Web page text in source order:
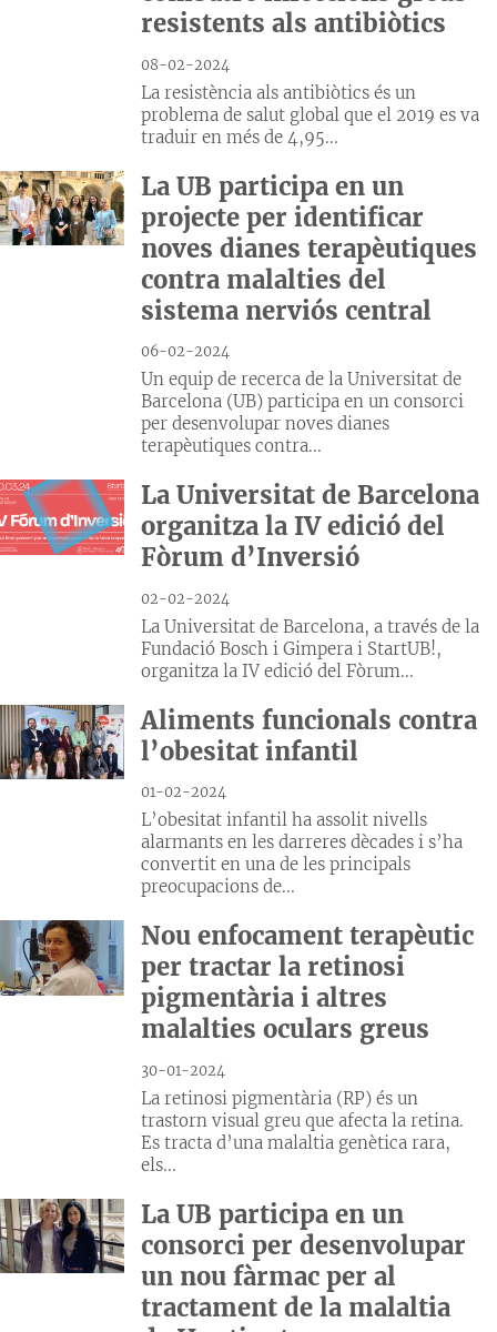
resistents als antibiòtics
08-02-2024
La resistència als antibiòtics és un
problema de salut global que el 2019 es va
traduir en més de 4,95...
La UB participa en un
projecte per identificar
noves dianes terapèutiques
contra malalties del
sistema nerviós central
06-02-2024
Un equip de recerca de la Universitat de
Barcelona (UB) participa en un consorci
per desenvolupar noves dianes
terapèutiques contra...
La Universitat de Barcelona
organitza la IV edició del
Fòrum d’Inversió
02-02-2024
La Universitat de Barcelona, a través de la
Fundació Bosch i Gimpera i StartUB!,
organitza la IV edició del Fòrum...
Aliments funcionals contra
l’obesitat infantil
01-02-2024
L’obesitat infantil ha assolit nivells
alarmants en les darreres dècades i s’ha
convertit en una de les principals
preocupacions de...
Nou enfocament terapèutic
per tractar la retinosi
pigmentària i altres
malalties oculars greus
30-01-2024
La retinosi pigmentària (RP) és un
trastorn visual greu que afecta la retina.
Es tracta d’una malaltia genètica rara,
els...
La UB participa en un
consorci per desenvolupar
un nou fàrmac per al
tractament de la malaltia